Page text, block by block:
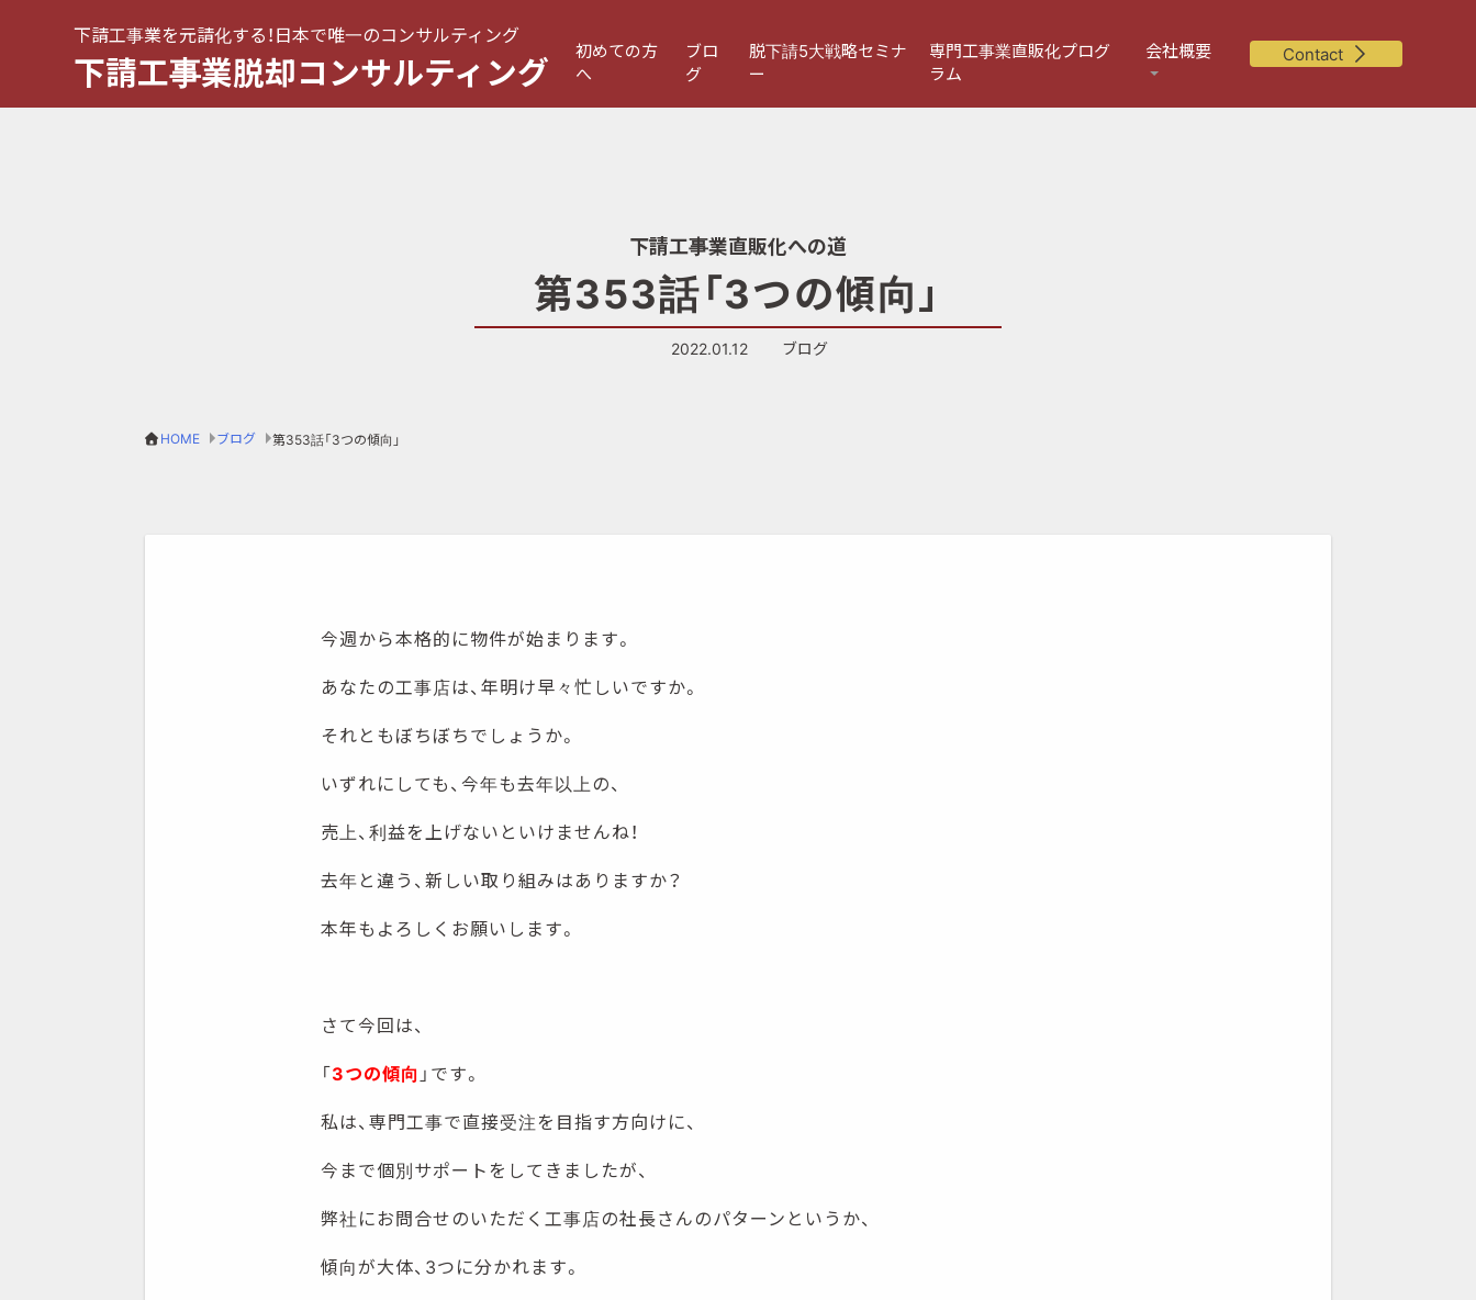
下請工事業を元請化する！日本で唯一のコンサルティング
下請工事業脱却コンサルティング
初めての方
へ
ブロ
グ
脱下請5大戦略セミナ
ー
専門工事業直販化プログ
ラム
会社概要 Contact
下請工事業直販化への道
第353話「3つの傾向」
2022.01.12 ブログ
HOME ブログ 第353話「3つの傾向」
今週から本格的に物件が始まります。
あなたの工事店は、年明け早々忙しいですか。
それともぼちぼちでしょうか。
いずれにしても、今年も去年以上の、
売上、利益を上げないといけませんね！
去年と違う、新しい取り組みはありますか？
本年もよろしくお願いします。
さて今回は、
「3つの傾向 」です。
私は、専門工事で直接受注を目指す方向けに、
今まで個別サポートをしてきましたが、
弊社にお問合せのいただく工事店の社長さんのパターンというか、
傾向が大体、3つに分かれます。